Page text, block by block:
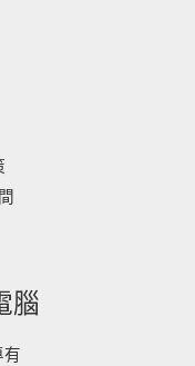
腦
有